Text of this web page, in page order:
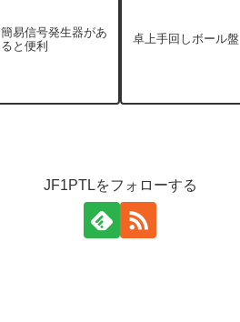
簡易信号発生器があ
ると便利
卓上手回しボール盤
JF1PTLをフォローする